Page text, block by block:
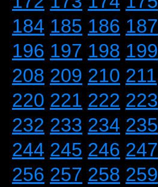
184 185 186 187
196 197 198 199
208 209 210 211
220 221 222 223
232 233 234 235
244 245 246 247
256 257 258 259